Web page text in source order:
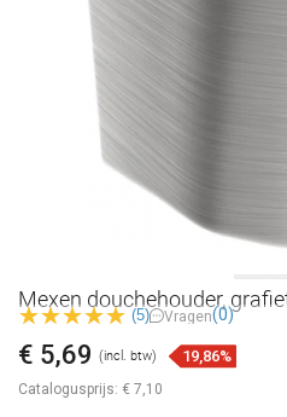
Mexen douchehouder,
(5) Vragen(0)
Catalogusprijs: € 7,10
€ 5,69 (incl. btw) 19,86%